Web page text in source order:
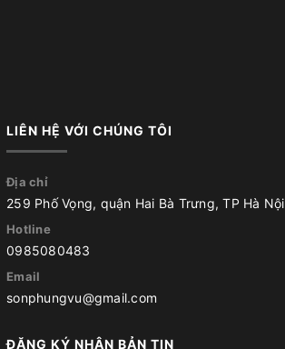
LIÊN HỆ VỚI CHÚNG TÔI
Địa chỉ
259 Phố Vọng, quận Hai Bà Trưng, TP Hà Nội
Hotline
0985080483
Email
sonphungvu@gmail.com
ĐĂNG KÝ NHẬN BẢN TIN